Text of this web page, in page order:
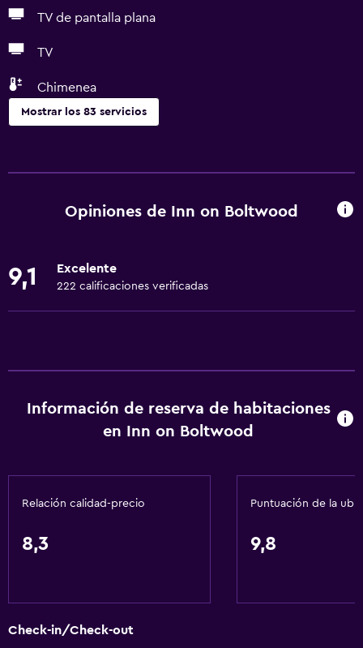
TV de pantalla plana
TV
Chimenea
Mostrar los 83 servicios
Unidad ubicada en la planta baja
Ascensor
Para no fumadores
Ropa de cama
Opiniones de Inn on Boltwood
9,1 Excelente
222 calificaciones verificadas
Información de reserva de habitaciones
en Inn on Boltwood
Relación calidad-precio
8,3
Puntuación de la
9,8
Check-in/Check-out